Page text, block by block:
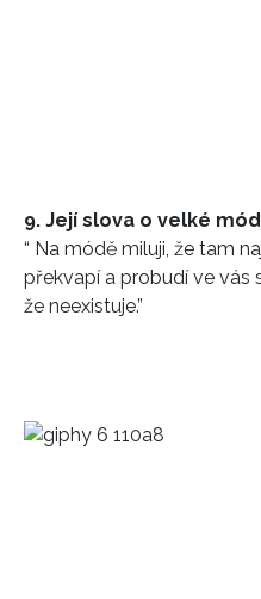
9. Její slova o velké
“ Na módě miluji, že tam
překvapí a probudí ve vás
že neexistuje.”